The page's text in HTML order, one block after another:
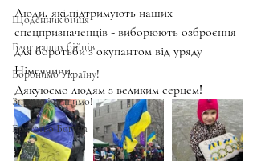
Щоденник бійця
Блог наших бійців
Боронимо Україну!
Знаємо і нищимо!
Братство Богуна
Люди, які підтримують наших
спецпризначенців - виборюють озброєння
для боротьби з окупантом від уряду
Німеччини.
Дякуюємо людям з великим серцем!